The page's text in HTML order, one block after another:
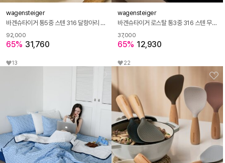
wagensteiger
바겐슈타이거 통5중 스텐 316 달항아리 솥밥 죽 국 냄비(포춘팟) 14cm
92,000
65% 31,760
13
wagensteiger
바겐슈타이거 로스탈 통3중 316 스텐 무연마제 플랫팬 16cm
37,000
65% 12,930
22